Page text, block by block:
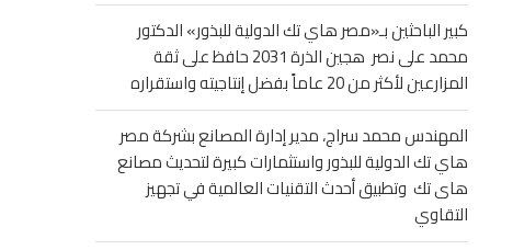
كبير الباحثين بـ«مصر هاي تك الدولية للبذور» الدكتور
محمد على نصر هجين الذرة 2031 حافظ على ثقة
المزارعين لأكثر من 20 عاماً بفضل إنتاجيته واستقراره
المهندس محمد سراج، مدير إدارة المصانع بشركة مصر
هاي تك الدولية للبذور واستثمارات كبيرة لتحديث مصانع
هاى تك وتطبيق أحدث التقنيات العالمية في تجهيز
التقاوي